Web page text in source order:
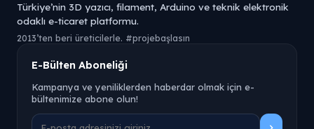
Türkiye’nin 3D yazıcı, filament, Arduino ve teknik elektronik
odaklı e-ticaret platformu.
2013’ten beri üreticilerle. #projebaşlasın
E-Bülten Aboneliği
Kampanya ve yeniliklerden haberdar olmak için e-
bültenimize abone olun!